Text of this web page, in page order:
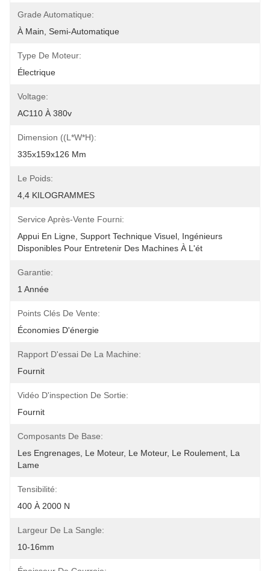
Grade Automatique:
À Main, Semi-Automatique
Type De Moteur:
Électrique
Voltage:
AC110 À 380v
Dimension ((L*W*H):
335x159x126 Mm
Le Poids:
4,4 KILOGRAMMES
Service Après-Vente Fourni:
Appui En Ligne, Support Technique Visuel, Ingénieurs
Disponibles Pour Entretenir Des Machines À L'ét
Garantie:
1 Année
Points Clés De Vente:
Économies D'énergie
Rapport D'essai De La Machine:
Fournit
Vidéo D'inspection De Sortie:
Fournit
Composants De Base:
Les Engrenages, Le Moteur, Le Moteur, Le Roulement, La
Lame
Tensibilité:
400 À 2000 N
Largeur De La Sangle:
10-16mm